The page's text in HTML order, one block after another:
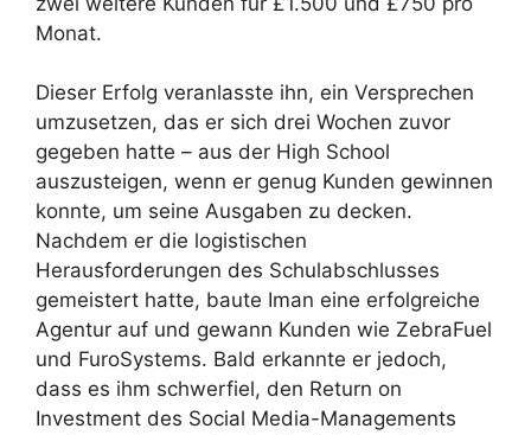
Monat.
Dieser Erfolg veranlasste ihn, ein Versprechen
umzusetzen, das er sich drei Wochen zuvor
gegeben hatte – aus der High School
auszusteigen, wenn er genug Kunden gewinnen
konnte, um seine Ausgaben zu decken.
Nachdem er die logistischen
Herausforderungen des Schulabschlusses
gemeistert hatte, baute Iman eine erfolgreiche
Agentur auf und gewann Kunden wie ZebraFuel
und FuroSystems. Bald erkannte er jedoch,
dass es ihm schwerfiel, den Return on
Investment des Social Media-Managements